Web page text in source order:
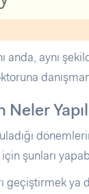
anda, aynı
şunları
geçiştirmek ya